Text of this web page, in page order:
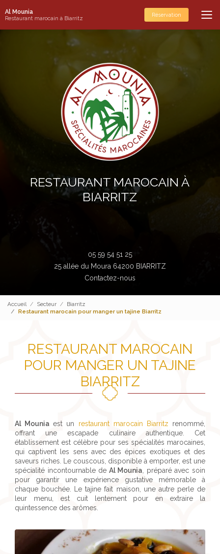
auAl Mounia
Restaurant marocain à Biarritz Réservation
RESTAURANT MAROCAIN À
BIARRITZ
05 59 54 51 25
25 allée du Moura 64200 BIARRITZ
Contactez-nous
Accueil Secteur
Biarritz
Restaurant marocain pour manger un tajine Biarritz
RESTAURANT MAROCAIN
POUR MANGER UN TAJINE
BIARRITZ
Al Mouniaest un restaurant marocain Biarritz renommé,
offrant une escapade culinaire authentique. Cet
établissement est célèbre pour ses spécialités marocaines,
qui captivent les sens avec des épices exotiques et des
saveurs riches. Le couscous, disponible à emporter, est une
spécialité incontournable de Al Mounia , préparé avec soin
pour garantir une expérience gustative mémorable à
chaque bouchée. Le tajine fait maison, une autre perle de
leur menu, est cuit lentement pour en extraire la
quintessence des arômes.